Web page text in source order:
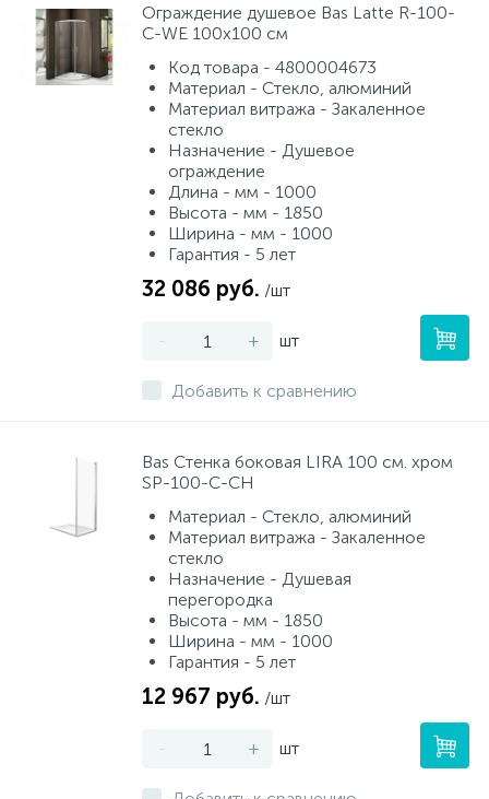
Ограждение душевое Bas Latte R-100-
C-WE 100х100 см
Код товара - 4800004673
Материал - Стекло, алюминий
Материал витража - Закаленное
стекло
Назначение - Душевое
ограждение
Длина - мм - 1000
Высота - мм - 1850
Ширина - мм - 1000
Гарантия - 5 лет
32 086 руб. /шт
- + шт
Добавить к сравнению
Bas Стенка боковая LIRA 100 см. хром
SP-100-C-CH
Материал - Стекло, алюминий
Материал витража - Закаленное
стекло
Назначение - Душевая
перегородка
Высота - мм - 1850
Ширина - мм - 1000
Гарантия - 5 лет
12 967 руб. /шт
- + шт